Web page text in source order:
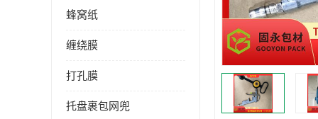
蜂窝纸
缠绕膜
打孔膜
托盘裹包网兜